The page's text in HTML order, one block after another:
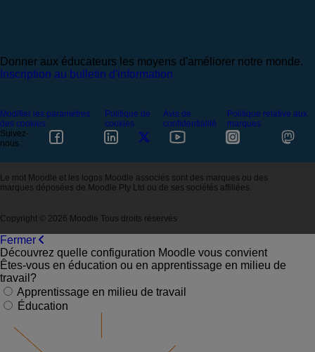
Donner aux éducateurs les moyens d'améliorer notre monde.
Inscription au bulletin d'information
Modifier les paramètres
des cookies
Politique de
cookies
Avis de
confidentialité
Politique relative aux
marques
Suivez-
nous :
Le mot Moodle et les logos Moodle associés sont des marques ou des
marques déposées de Moodle Pty Ltd ou de ses sociétés affiliées.
Copyright © 2026 Moodle Tous droits réservés
Fermer
Découvrez quelle configuration Moodle vous convient
Êtes-vous en éducation ou en apprentissage en milieu de
travail?
Apprentissage en milieu de travail
Éducation